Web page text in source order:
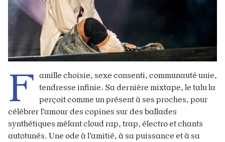
F amille choisie, sexe consenti, communauté unie,
tendresse infinie. Sa dernière mixtape, le talu la
perçoit comme un présent à ses proches, pour
célébrer l’amour des copines sur des ballades
synthétiques mêlant cloud rap, trap, électro et chants
autotunés. Une ode à l’amitié, à sa puissance et à sa